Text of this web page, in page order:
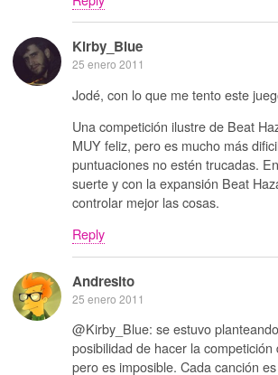
Kirby_Blue
25 enero 2011
Jodé, con lo que me tento este
Una competición ilustre de Beat
MUY feliz, pero es mucho más
puntuaciones no estén trucadas.
suerte y con la expansión Beat
controlar mejor las cosas.
Reply
Andresito
25 enero 2011
@Kirby_Blue: se estuvo
posibilidad de hacer la competición
pero es imposible. Cada canción